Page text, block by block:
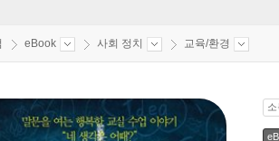
eBook 사회 정치 교육/환경